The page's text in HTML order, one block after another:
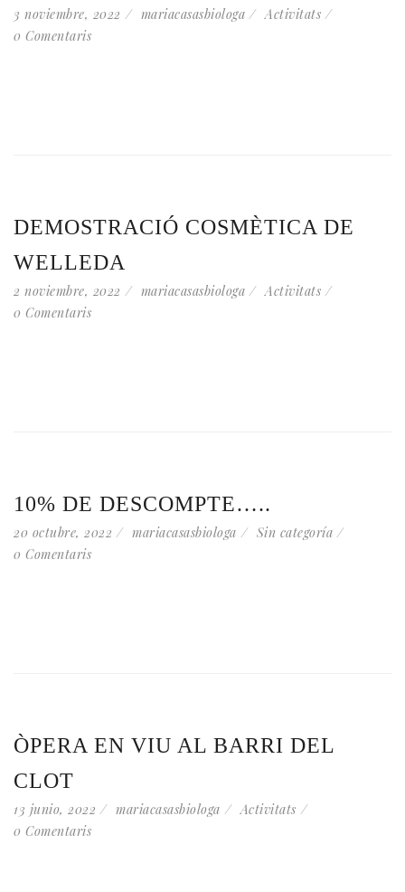
3 noviembre, 2022 mariacasasbiologa
Activitats
0 Comentaris
DEMOSTRACIÓ COSMÈTICA DE
WELLEDA
2 noviembre, 2022 mariacasasbiologa
Activitats
0 Comentaris
10% DE DESCOMPTE…..
20 octubre, 2022 mariacasasbiologa
Sin categoría
0 Comentaris
ÒPERA EN VIU AL BARRI DEL
CLOT
13 junio, 2022 mariacasasbiologa
Activitats
0 Comentaris